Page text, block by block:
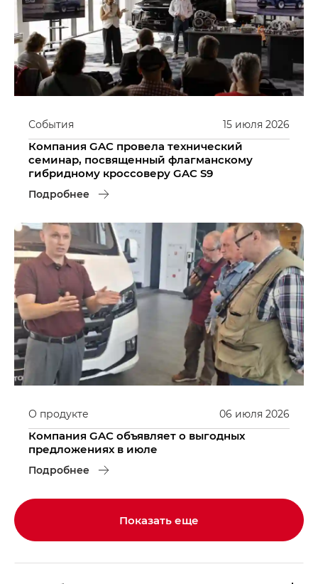
15 июля 2026
События
Компания GAC провела технический
семинар, посвященный флагманскому
гибридному кроссоверу GAC S9
Подробнее
06 июля 2026
О продукте
Компания GAC объявляет о выгодных
предложениях в июле
Подробнее
Показать еще